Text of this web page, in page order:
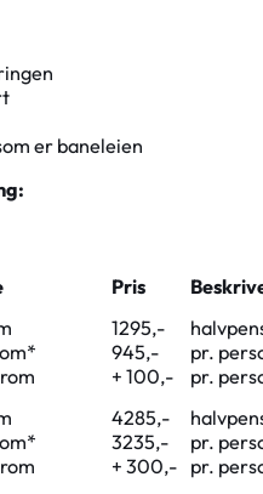
er baneleien
Pris
1295,-
945,-
+ 100,-
pr.
pr.
4285,-
3235,-
+ 300,-
pr.
pr.